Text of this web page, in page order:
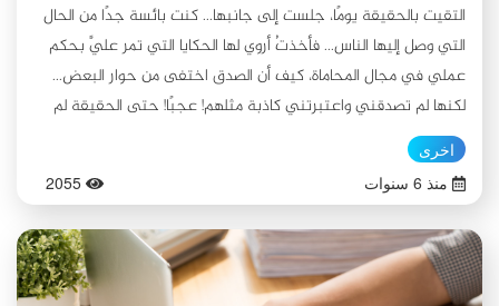
التقيت بالحقيقة يومًا، جلست إلى جانبها... كنت بائسة جدًا من الحال
التي وصل إليها الناس... فأخذتُ أروي لها الحكايا التي تمر عليَّ بحكم
عملي في مجال المحاماة، كيف أن الصدق اختفى من حوار البعض...
لكنها لم تصدقني واعتبرتني كاذبة مثلهم! عجبًا! حتى الحقيقة لم
تعد تثق بنا...
اخرى
منذ 6 سنوات
2055